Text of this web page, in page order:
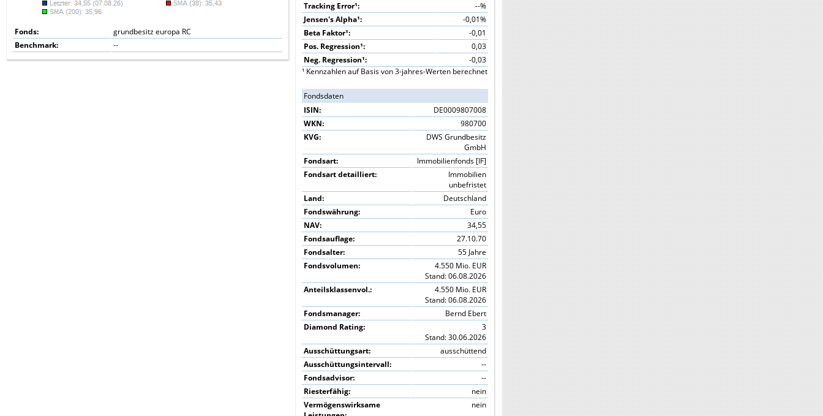
Fonds:
grundbesitz europa RC
Benchmark:
--
Tracking Error¹:
--%
Jensen's Alpha¹:
-0,01%
Beta Faktor¹:
-0,01
Pos. Regression¹:
0,03
Neg. Regression¹:
-0,03
¹ Kennzahlen auf Basis von 3-jahres-Werten berechnet
Fondsdaten
ISIN:
DE0009807008
WKN:
980700
KVG:
DWS Grundbesitz
GmbH
Fondsart:
Immobilienfonds [IF]
Fondsart detailliert:
Immobilien
unbefristet
Land:
Deutschland
Fondswährung:
Euro
NAV:
34,55
Fondsauflage:
27.10.70
Fondsalter:
55 Jahre
Fondsvolumen:
4.550 Mio. EUR
Stand: 06.08.2026
Anteilsklassenvol.:
4.550 Mio. EUR
Stand: 06.08.2026
Fondsmanager:
Bernd Ebert
Diamond Rating:
3
Stand: 30.06.2026
Ausschüttungsart:
ausschüttend
Ausschüttungsintervall:
--
Fondsadvisor:
--
Riesterfähig:
nein
Vermögenswirksame
nein